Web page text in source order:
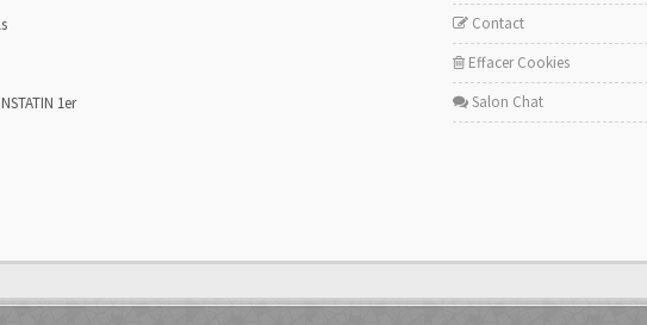
1er
Contact
Effacer Cookies
Salon Chat